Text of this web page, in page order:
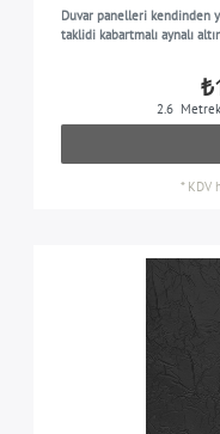
Duvar panelleri kendinden
taklidi kabartmalı aynalı
2.6
* KDV